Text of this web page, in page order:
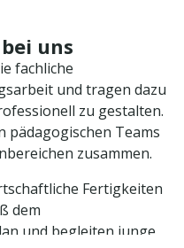
bei uns
fachliche
und tragen dazu
zu gestalten.
pädagogischen Teams
zusammen.
Fertigkeiten
dem
und begleiten junge